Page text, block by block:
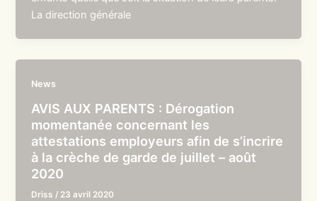
La direction générale
News
AVIS AUX PARENTS : Dérogation
momentanée concernant les
attestations employeurs afin de s’incrire
à la crèche de garde de juillet – août
2020
Driss / 23 avril 2020